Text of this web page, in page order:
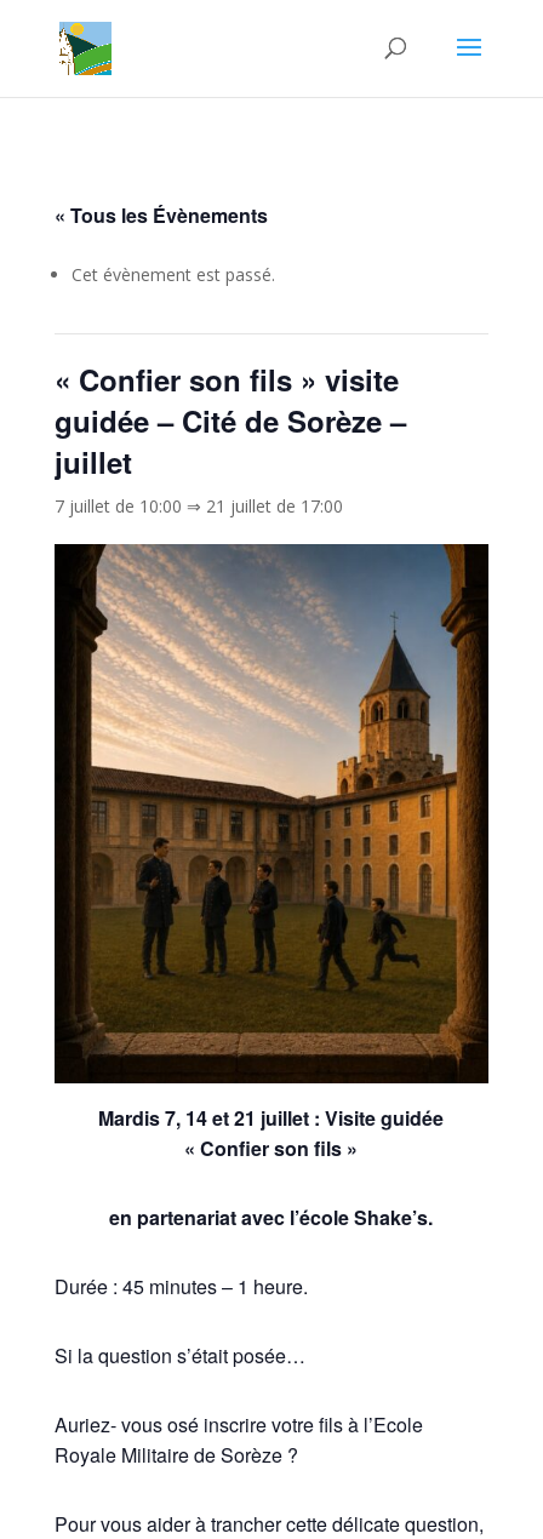
« Tous les Évènements
Cet évènement est passé.
« Confier son fils » visite
guidée – Cité de Sorèze –
juillet
7 juillet de 10:00 ⇒ 21 juillet de 17:00
Mardis 7, 14 et 21 juillet : Visite guidée
« Confier son fils »
en partenariat avec l’école Shake’s.
Durée : 45 minutes – 1 heure.
Si la question s’était posée…
Auriez- vous osé inscrire votre fils à l’Ecole
Royale Militaire de Sorèze ?
Pour vous aider à trancher cette délicate question,